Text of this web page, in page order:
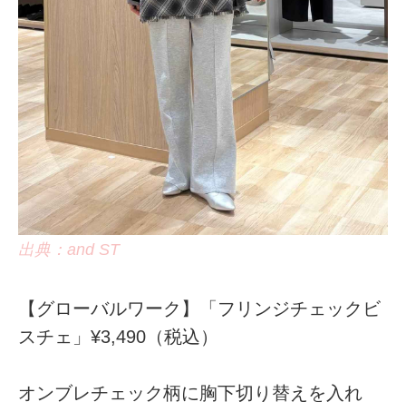
出典：and ST
【グローバルワーク】「フリンジチェックビ
スチェ」¥3,490（税込）
オンブレチェック柄に胸下切り替えを入れ